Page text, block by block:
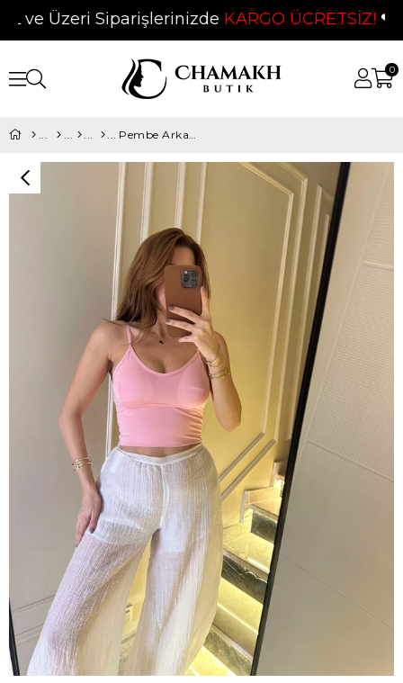
Üzeri SiparişlerinizdeKARGO ÜCRETSİZ! ❤
0
Pembe Arkası Çapraz Destekli Askılı Bluz